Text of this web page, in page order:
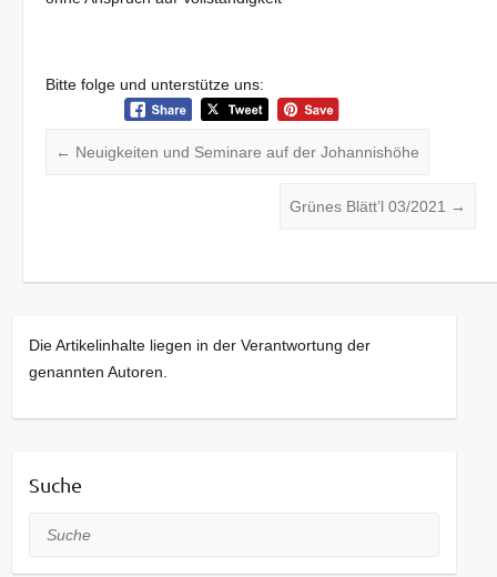
Bitte folge und unterstütze uns:
← Neuigkeiten und Seminare auf der Johannishöhe
Grünes Blätt’l 03/2021 →
Die Artikelinhalte liegen in der Verantwortung der
genannten Autoren.
Suche
Suche